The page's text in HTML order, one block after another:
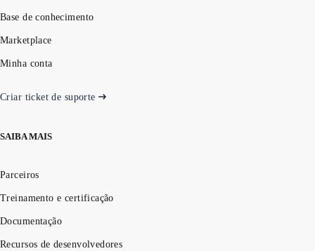
Base de conhecimento
Marketplace
Minha conta
Criar ticket de suporte
SAIBA MAIS
Parceiros
Treinamento e certificação
Documentação
Recursos de desenvolvedores